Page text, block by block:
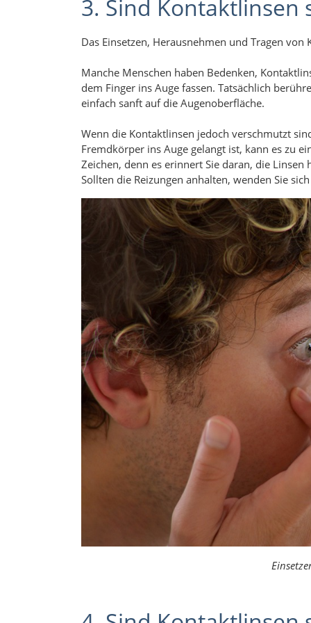
3. Sind Kontaktlinsen
Das Einsetzen, Herausnehmen und Tragen
Manche Menschen haben Bedenken,
dem Finger ins Auge fassen. Tatsächlich
einfach sanft auf die Augenoberfläche.
Wenn die Kontaktlinsen jedoch verschmutzt
Fremdkörper ins Auge gelangt ist, kann es zu
Zeichen, denn es erinnert Sie daran, die
Sollten die Reizungen anhalten, wenden Sie